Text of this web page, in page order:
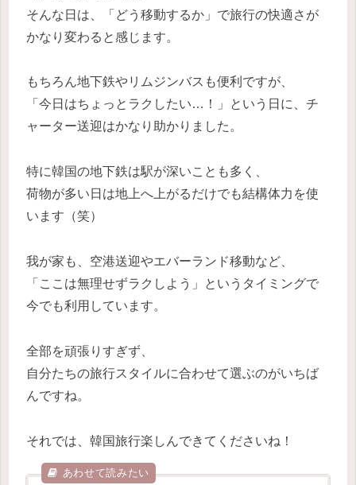
そんな日は、「どう移動するか」で旅行の快適さが
かなり変わると感じます。
もちろん地下鉄やリムジンバスも便利ですが、
「今日はちょっとラクしたい…！」という日に、チ
ャーター送迎はかなり助かりました。
特に韓国の地下鉄は駅が深いことも多く、
荷物が多い日は地上へ上がるだけでも結構体力を使
います（笑）
我が家も、空港送迎やエバーランド移動など、
「ここは無理せずラクしよう」というタイミングで
今でも利用しています。
全部を頑張りすぎず、
自分たちの旅行スタイルに合わせて選ぶのがいちば
んですね。
それでは、韓国旅行楽しんできてくださいね！